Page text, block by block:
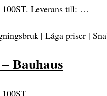
Leverans till: …
| Låga priser |
Bauhaus